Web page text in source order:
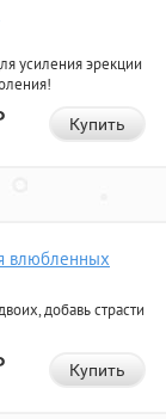
усиления эрекции
Купить
влюбленных
добавь страсти
Купить